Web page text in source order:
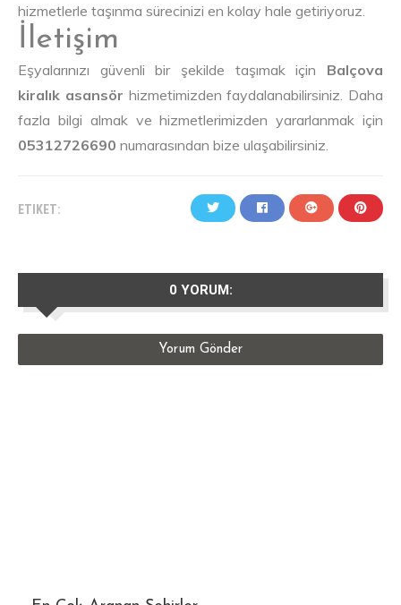
hizmetlerle taşınma sürecinizi en kolay hale getiriyoruz.
İletişim
Eşyalarınızı güvenli bir şekilde taşımak için Balçova
kiralık asansör hizmetimizden faydalanabilirsiniz. Daha
fazla bilgi almak ve hizmetlerimizden yararlanmak için
05312726690 numarasından bize ulaşabilirsiniz.
ETIKET:
0 YORUM:
Yorum Gönder